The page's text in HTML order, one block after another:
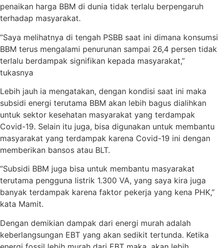
penaikan harga BBM di dunia tidak terlalu berpengaruh
terhadap masyarakat.
“Saya melihatnya di tengah PSBB saat ini dimana konsumsi
BBM terus mengalami penurunan sampai 26,4 persen tidak
terlalu berdampak signifikan kepada masyarakat,”
tukasnya
Lebih jauh ia mengatakan, dengan kondisi saat ini maka
subsidi energi terutama BBM akan lebih bagus dialihkan
untuk sektor kesehatan masyarakat yang terdampak
Covid-19. Selain itu juga, bisa digunakan untuk membantu
masyarakat yang terdampak karena Covid-19 ini dengan
memberikan bansos atau BLT.
“Subsidi BBM juga bisa untuk membantu masyarakat
terutama pengguna listrik 1.300 VA, yang saya kira juga
banyak terdampak karena faktor pekerja yang kena PHK,”
kata Mamit.
Dengan demikian dampak dari energi murah adalah
keberlangsungan EBT yang akan sedikit tertunda. Ketika